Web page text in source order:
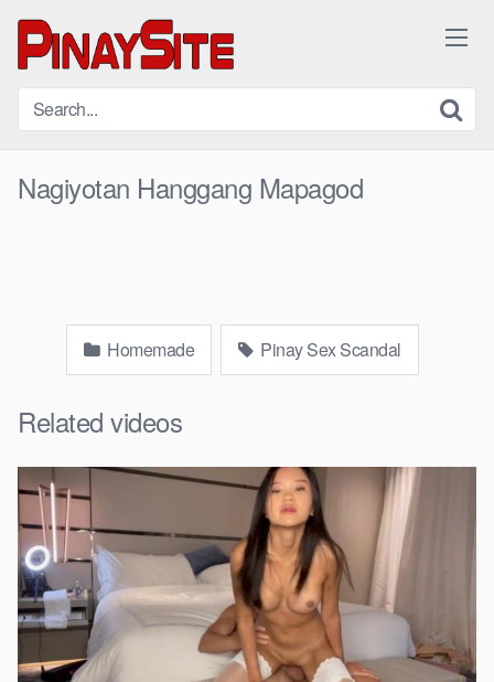
content
Nagiyotan Hanggang Mapagod
Homemade Pinay Sex Scandal
Related videos